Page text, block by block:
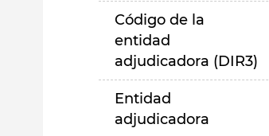
Código de la
entidad
adjudicadora (DIR3)
Entidad
adjudicadora